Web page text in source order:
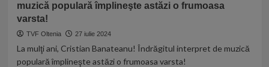
muzică populară împlineşte astăzi o frumoasa
varsta!
TVF Oltenia 27 iulie 2024
La mulţi ani, Cristian Banateanu! Îndrăgitul interpret de muzică
populară împlineşte astăzi o frumoasa varsta!